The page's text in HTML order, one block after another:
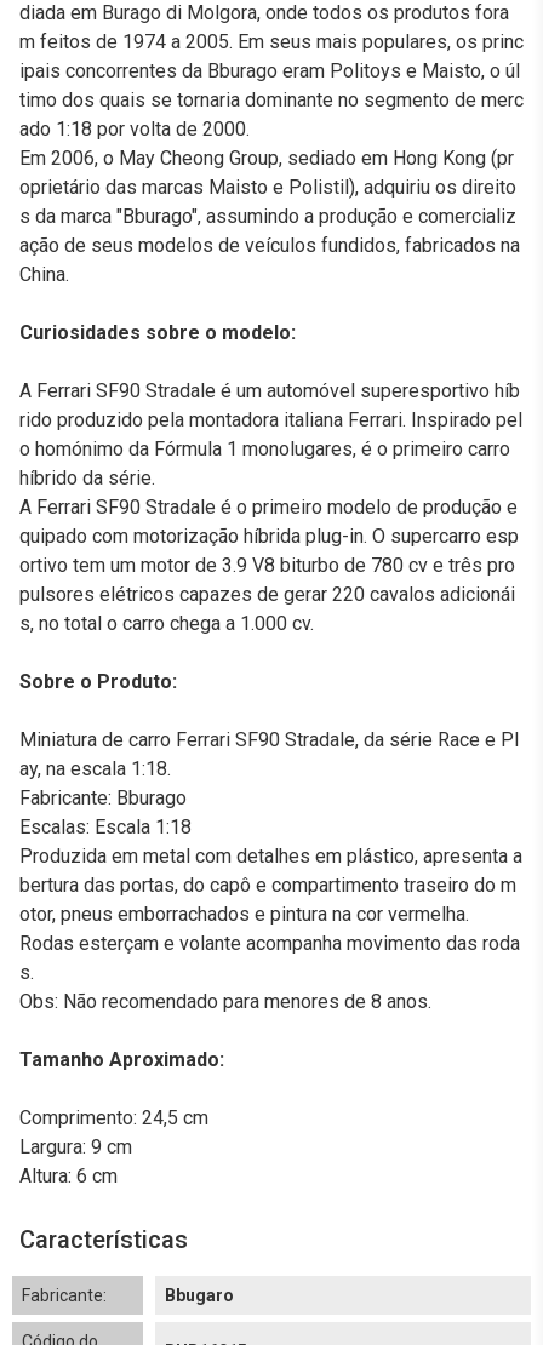
diada em Burago di Molgora, onde todos os produtos fora
m feitos de 1974 a 2005. Em seus mais populares, os princ
ipais concorrentes da Bburago eram Politoys e Maisto, o úl
timo dos quais se tornaria dominante no segmento de merc
ado 1:18 por volta de 2000.
Em 2006, o May Cheong Group, sediado em Hong Kong (pr
oprietário das marcas Maisto e Polistil), adquiriu os direito
s da marca "Bburago", assumindo a produção e comercializ
ação de seus modelos de veículos fundidos, fabricados na
China.
Curiosidades sobre o modelo:
A Ferrari SF90 Stradale é um automóvel superesportivo híb
rido produzido pela montadora italiana Ferrari. Inspirado pel
o homónimo da Fórmula 1 monolugares, é o primeiro carro
híbrido da série.
A Ferrari SF90 Stradale é o primeiro modelo de produção e
quipado com motorização híbrida plug-in. O supercarro esp
ortivo tem um motor de 3.9 V8 biturbo de 780 cv e três pro
pulsores elétricos capazes de gerar 220 cavalos adicionái
s, no total o carro chega a 1.000 cv.
Sobre o Produto:
Miniatura de carro Ferrari SF90 Stradale, da série Race e Pl
ay, na escala 1:18.
Fabricante: Bburago
Escalas: Escala 1:18
Produzida em metal com detalhes em plástico, apresenta a
bertura das portas, do capô e compartimento traseiro do m
otor, pneus emborrachados e pintura na cor vermelha.
Rodas esterçam e volante acompanha movimento das roda
s.
Obs: Não recomendado para menores de 8 anos.
Tamanho Aproximado:
Comprimento: 24,5 cm
Largura: 9 cm
Altura: 6 cm
Características
Fabricante: Bbugaro